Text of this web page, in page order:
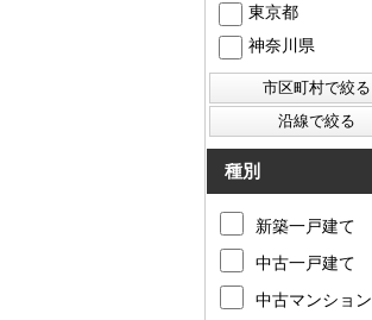
東京都
神奈川県
種別
新築一戸建て
中古一戸建て
中古マンション